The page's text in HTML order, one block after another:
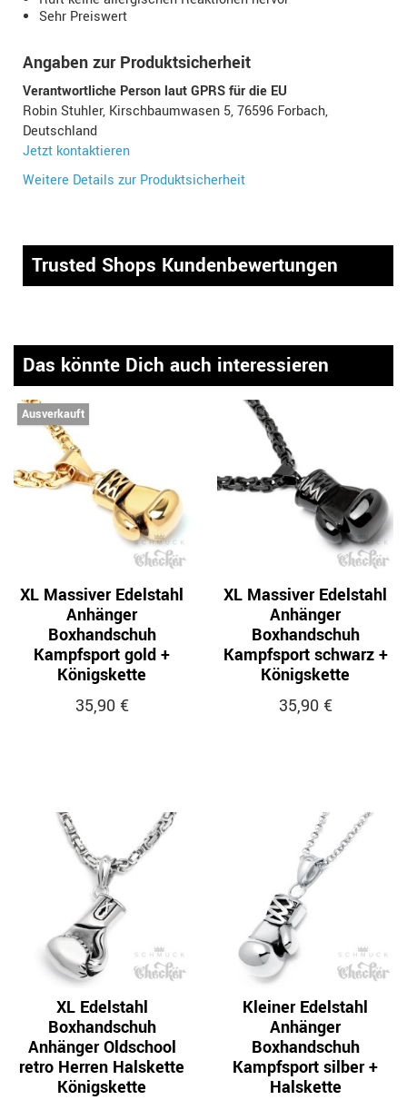
Sehr Preiswert
Angaben zur Produktsicherheit
Verantwortliche Person laut GPRS für die EU
Robin Stuhler, Kirschbaumwasen 5, 76596 Forbach,
Deutschland
Jetzt kontaktieren
Weitere Details zur Produktsicherheit
Trusted Shops Kundenbewertungen
Das könnte Dich auch interessieren
Ausverkauft
XL Massiver Edelstahl
Anhänger
Boxhandschuh
Kampfsport gold +
Königskette
35,90 €
XL Massiver Edelstahl
Anhänger
Boxhandschuh
Kampfsport schwarz +
Königskette
35,90 €
XL Edelstahl
Boxhandschuh
Anhänger Oldschool
retro Herren Halskette
Königskette
Kleiner Edelstahl
Anhänger
Boxhandschuh
Kampfsport silber +
Halskette